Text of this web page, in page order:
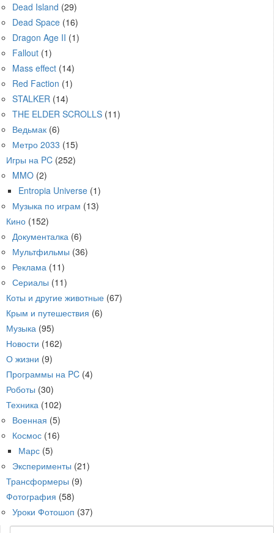
Dead Island (29)
Dead Space (16)
Dragon Age II (1)
Fallout (1)
Mass effect (14)
Red Faction (1)
STALKER (14)
THE ELDER SCROLLS (11)
Ведьмак (6)
Метро 2033 (15)
Игры на PC (252)
MMO (2)
Entropia Universe (1)
Музыка по играм (13)
Кино (152)
Документалка (6)
Мультфильмы (36)
Реклама (11)
Сериалы (11)
Коты и другие животные (67)
Крым и путешествия (6)
Музыка (95)
Новости (162)
О жизни (9)
Программы на PC (4)
Роботы (30)
Техника (102)
Военная (5)
Космос (16)
Марс (5)
Эксперименты (21)
Трансформеры (9)
Фотография (58)
Уроки Фотошоп (37)